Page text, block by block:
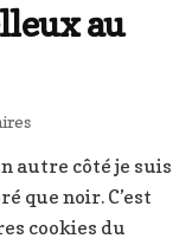
au
sur
cookies
tout
moelleux
autre côté je suis
que noir. C’est
cookies du